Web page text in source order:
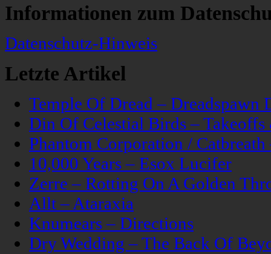
Informationen zum
Datenschutz-Hinweis
Letzte Artikel
Temple Of Dread – Dreadspawn
Din Of Celestial Birds –
Phantom Corporation /
10,000 Years – Esox Lucifer
Zerre – Rotting On A Golden
Allt – Ataraxia
Knumears – Directions
Dry Wedding – The Back Of